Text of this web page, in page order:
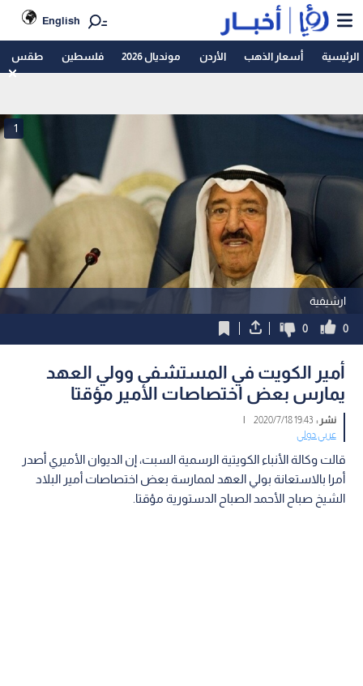
English
الرئيسية أسعار الذهب الأردن مونديال 2026 فلسطين طقس
ارشيفية
1
0
0
أمير الكويت في المستشفى وولي العهد
يمارس بعض اختصاصات الأمير مؤقتا
نشر :19:43 2020/7/18
|
عربي دولي
قالت وكالة الأنباء الكويتية الرسمية السبت، إن الديوان الأميري أصدر
أمرا بالاستعانة بولي العهد لممارسة بعض اختصاصات أمير البلاد
الشيخ صباح الأحمد الصباح الدستورية مؤقتا.